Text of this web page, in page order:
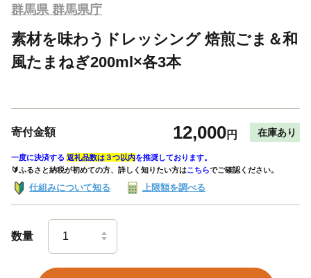
群馬県 群馬県庁
素材を味わうドレッシング 焙煎ごま＆和
風たまねぎ200ml×各3本
寄付金額 12,000円 在庫あり
一度に決済する 返礼品数は３つ以内を推奨しております。
🔰ふるさと納税が初めての方、詳しく知りたい方はこちらでご確認ください。
仕組みについて知る 上限額を調べる
数量